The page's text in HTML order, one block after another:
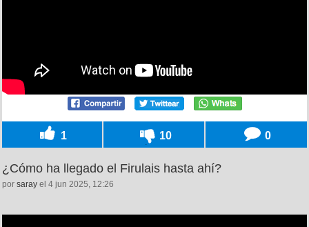
1 10 0
¿Cómo ha llegado el Firulais hasta ahí?
por saray el 4 jun 2025, 12:26